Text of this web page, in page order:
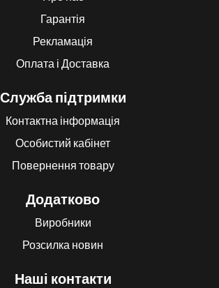
Гарантія
Рекламація
Оплата і Доставка
Служба підтримки
Контактна інформація
Особистий кабінет
Повернення товару
Додатково
Виробники
Розсилка новин
Наші контакти